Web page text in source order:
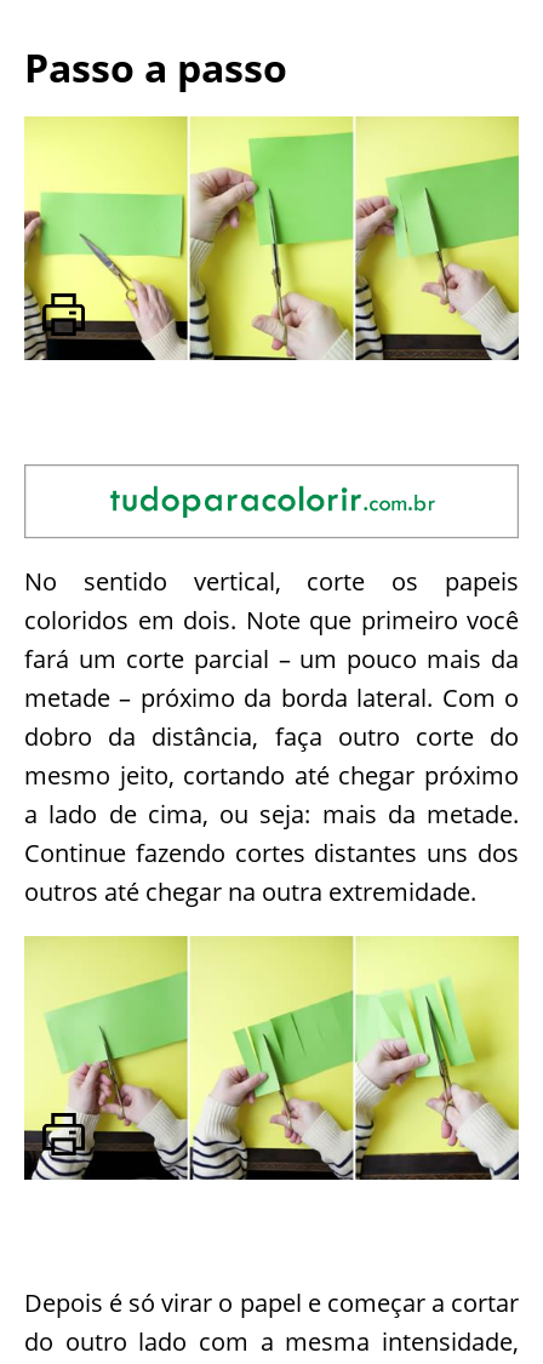
Passo a passo
No sentido vertical, corte os papeis
coloridos em dois. Note que primeiro você
fará um corte parcial – um pouco mais da
metade – próximo da borda lateral. Com o
dobro da distância, faça outro corte do
mesmo jeito, cortando até chegar próximo
a lado de cima, ou seja: mais da metade.
Continue fazendo cortes distantes uns dos
outros até chegar na outra extremidade.
Depois é só virar o papel e começar a cortar
do outro lado com a mesma intensidade,